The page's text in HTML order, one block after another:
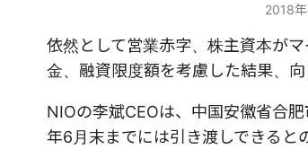
2018
依然として営業赤字、株主資本が
金、融資限度額を考慮した結果、
NIOの李斌CEOは、中国安徽省合
年6月末までには引き渡しできると